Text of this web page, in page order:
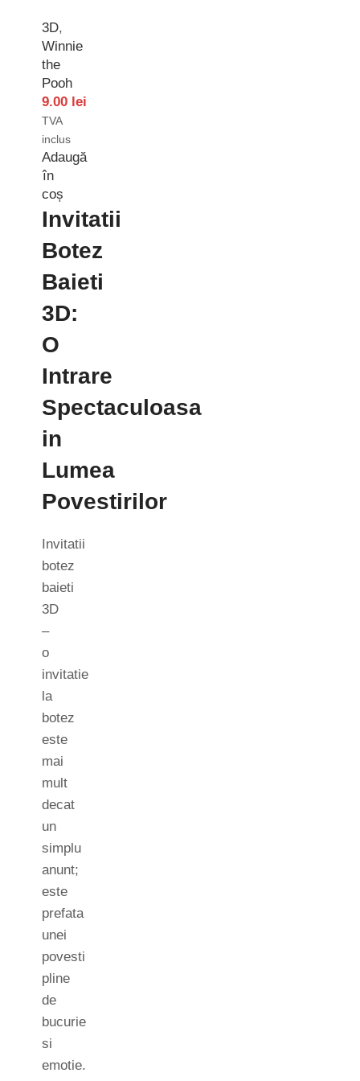
3D,
Winnie
the
Pooh
9.00 lei
TVA
inclus
Adaugă
în
coș
Invitatii
Botez
Baieti
3D:
O
Intrare
Spectaculoasa
in
Lumea
Povestirilor
Invitatii
botez
baieti
3D
–
o
invitatie
la
botez
este
mai
mult
decat
un
simplu
anunt;
este
prefata
unei
povesti
pline
de
bucurie
si
emotie.